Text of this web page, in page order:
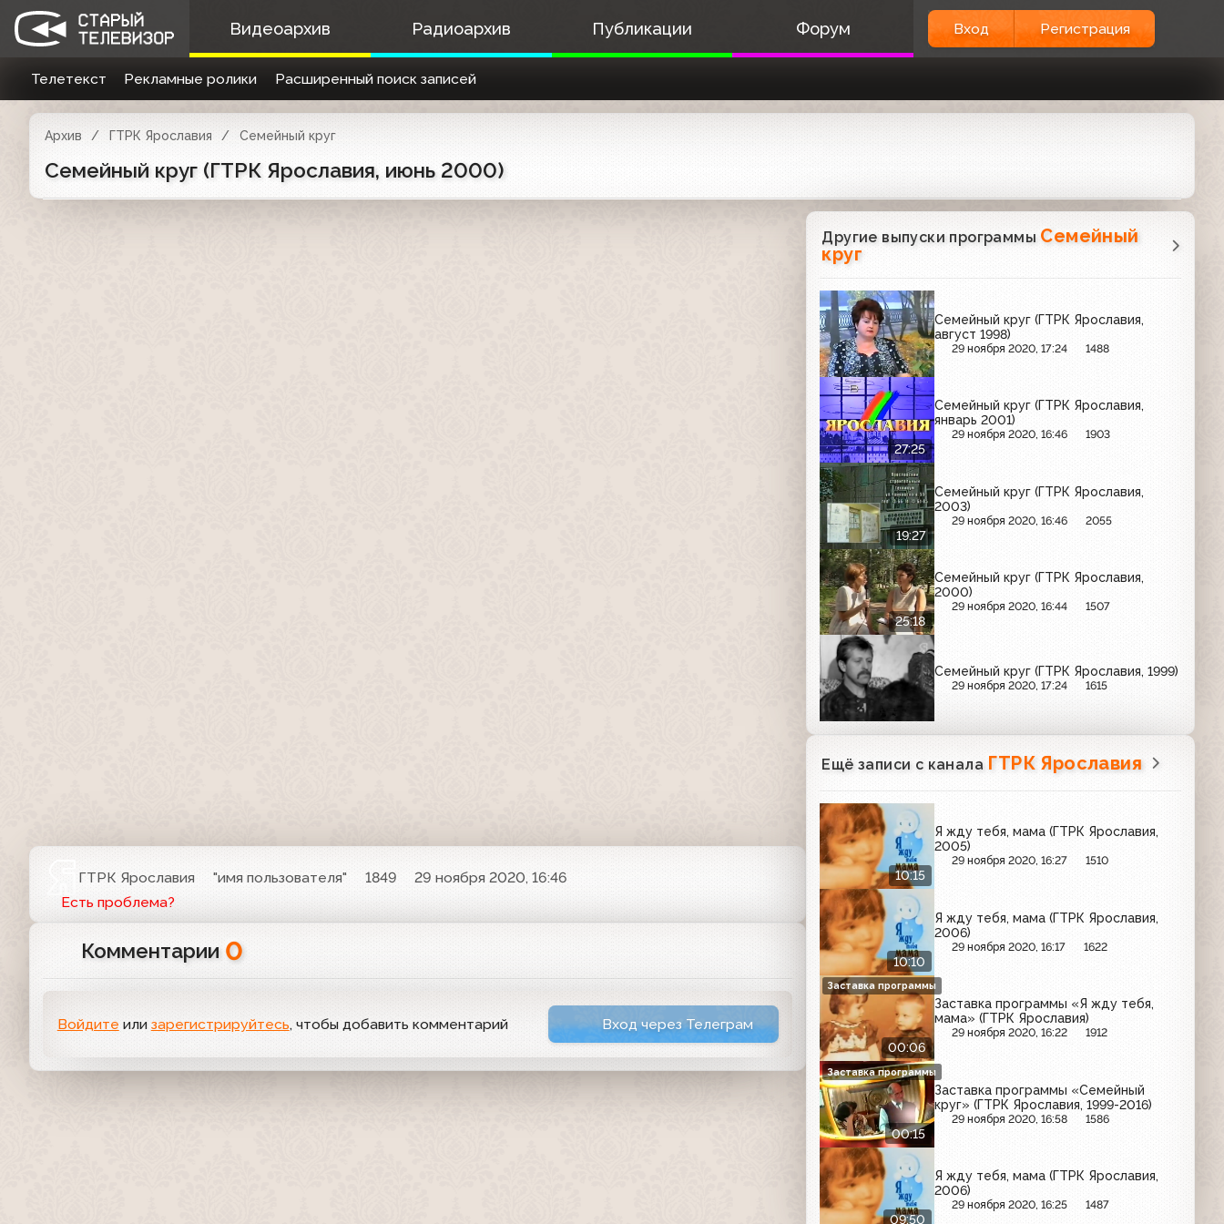
Видеоархив Радиоархив Публикации Форум Вход Регистрация
Телетекст Рекламные ролики Расширенный поиск записей
Архив ГТРК Ярославия Семейный круг
Семейный круг (ГТРК Ярославия, июнь 2000)
ГТРК Ярославия "имя пользователя" 1849
29 ноября 2020, 16:46
Есть проблема?
Комментарии 0
Войдите или зарегистрируйтесь, чтобы добавить комментарий Вход через Телеграм
Другие выпуски программы Семейный
круг
Семейный круг (ГТРК Ярославия,
август 1998)
29 ноября 2020, 17:24 1488
27:25
Семейный круг (ГТРК Ярославия,
январь 2001)
29 ноября 2020, 16:46 1903
19:27
Семейный круг (ГТРК Ярославия,
2003)
29 ноября 2020, 16:46 2055
25:18
Семейный круг (ГТРК Ярославия,
2000)
29 ноября 2020, 16:44 1507
Семейный круг (ГТРК Ярославия, 1999)
29 ноября 2020, 17:24 1615
Ещё записи с канала ГТРК Ярославия
10:15
Я жду тебя, мама (ГТРК Ярославия,
2005)
29 ноября 2020, 16:27 1510
10:10
Я жду тебя, мама (ГТРК Ярославия,
2006)
29 ноября 2020, 16:17 1622
00:06
Заставка программы «Я жду тебя,
мама» (ГТРК Ярославия)
29 ноября 2020, 16:22 1912
Заставка программы
00:15
Заставка программы «Семейный
круг» (ГТРК Ярославия, 1999-2016)
29 ноября 2020, 16:58 1586
Заставка программы
09:50
Я жду тебя, мама (ГТРК Ярославия,
2006)
29 ноября 2020, 16:25 1487